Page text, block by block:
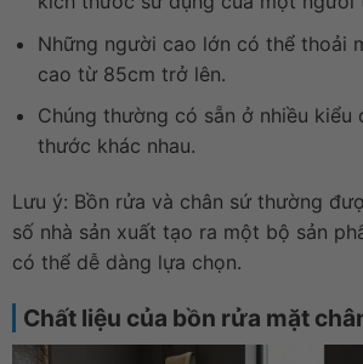
Những người cao lớn có thể thoải
cao từ 85cm trở lên.
Chúng thường có sẵn ở nhiều kiểu
thước khác nhau.
Lưu ý: Bồn rửa và chân sứ thường
số nhà sản xuất tạo ra một bộ sản
có thể dễ dàng lựa chọn.
Chất liệu của bồn rửa mặt